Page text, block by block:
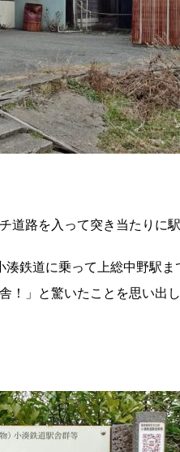
道路を入って突き当たりに
鉄道に乗って上総中野駅ま
！」と驚いたことを思い出